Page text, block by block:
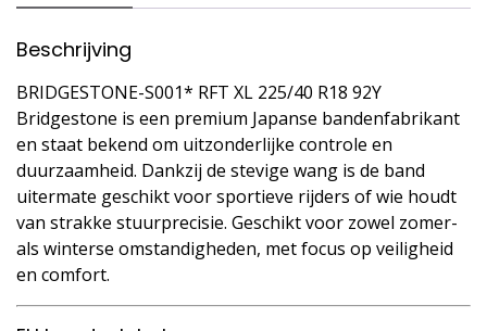
Beschrijving
BRIDGESTONE-S001* RFT XL 225/40 R18 92Y
Bridgestone is een premium Japanse bandenfabrikant
en staat bekend om uitzonderlijke controle en
duurzaamheid. Dankzij de stevige wang is de band
uitermate geschikt voor sportieve rijders of wie houdt
van strakke stuurprecisie. Geschikt voor zowel zomer-
als winterse omstandigheden, met focus op veiligheid
en comfort.